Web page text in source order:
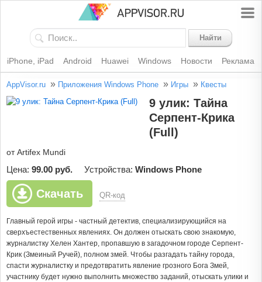
Найти
iPhone, iPad Android Huawei Windows Новости Реклама
AppVisor.ru » Приложения Windows Phone » Игры » Квесты
9 улик: Тайна
Серпент-Крика
(Full)
от Artifex Mundi
Цена: 99.00 руб. Устройства: Windows Phone
Скачать QR-код
Главный герой игры - частный детектив, специализирующийся на
сверхъестественных явлениях. Он должен отыскать свою знакомую,
журналистку Хелен Хантер, пропавшую в загадочном городе Серпент-
Крик (Змеиный Ручей), полном змей. Чтобы разгадать тайну города,
спасти журналистку и предотвратить явление грозного Бога Змей,
участнику будет нужно выполнить множество заданий, отыскать улики и